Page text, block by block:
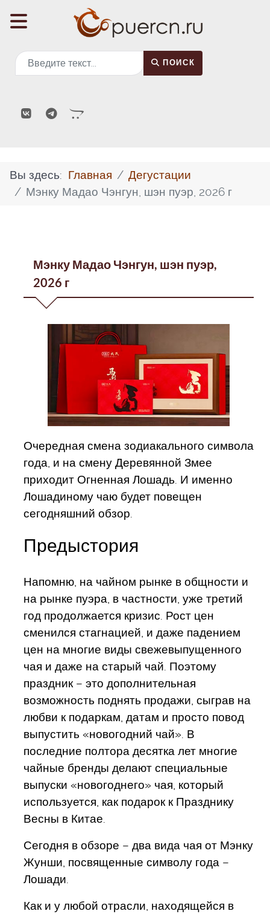
Поиск ПОИСК
Вы здесь: Главная
Дегустации
Мэнку Мадао Чэнгун, шэн пуэр, 2026 г
Мэнку Мадао Чэнгун, шэн пуэр,
2026 г
Очередная смена зодиакального символа
года, и на смену Деревянной Змее
приходит Огненная Лошадь. И именно
Лошадиному чаю будет повещен
сегодняшний обзор.
Предыстория
Напомню, на чайном рынке в общности и
на рынке пуэра, в частности, уже третий
год продолжается кризис. Рост цен
сменился стагнацией, и даже падением
цен на многие виды свежевыпущенного
чая и даже на старый чай. Поэтому
праздник – это дополнительная
возможность поднять продажи, сыграв на
любви к подаркам, датам и просто повод
выпустить «новогодний чай». В
последние полтора десятка лет многие
чайные бренды делают специальные
выпуски «новогоднего» чая, который
используется, как подарок к Празднику
Весны в Китае.
Сегодня в обзоре – два вида чая от Мэнку
Жунши, посвященные символу года –
Лошади.
Как и у любой отрасли, находящейся в